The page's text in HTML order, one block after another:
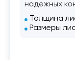
надежных
Толщина
Размеры